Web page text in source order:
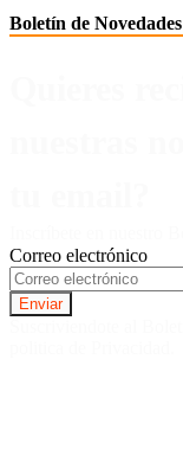
Boletín de Novedades
Correo electrónico